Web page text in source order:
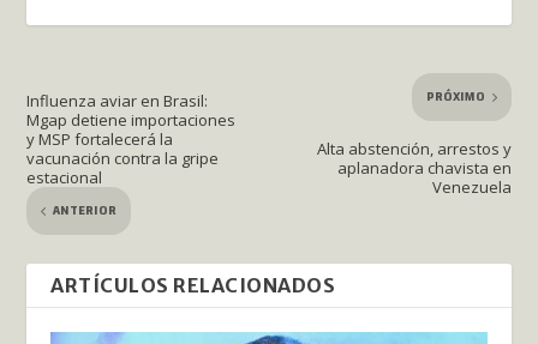
Influenza aviar en Brasil:
Mgap detiene importaciones
y MSP fortalecerá la
vacunación contra la gripe
estacional
ANTERIOR
PRÓXIMO
Alta abstención, arrestos y
aplanadora chavista en
Venezuela
ARTÍCULOS RELACIONADOS